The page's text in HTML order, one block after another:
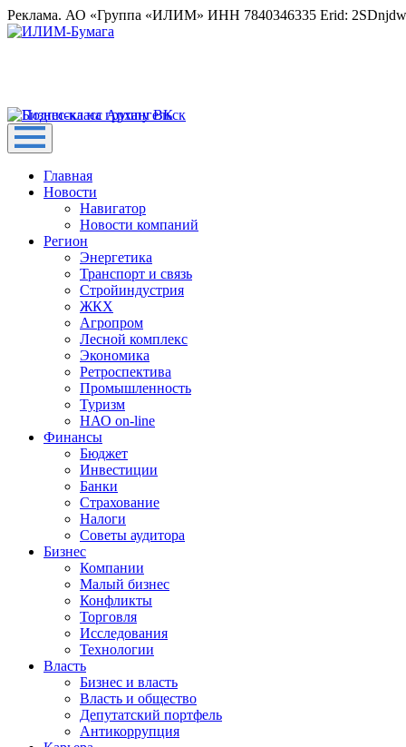
Реклама. АО «Группа «ИЛИМ» ИНН 7840346335 Erid:
Главная
Новости
Навигатор
Новости компаний
Регион
Энергетика
Транспорт и связь
Стройиндустрия
ЖКХ
Агропром
Лесной комплекс
Экономика
Ретроспектива
Промышленность
Туризм
НАО on-line
Финансы
Бюджет
Инвестиции
Банки
Страхование
Налоги
Советы аудитора
Бизнес
Компании
Малый бизнес
Конфликты
Торговля
Исследования
Технологии
Власть
Бизнес и власть
Власть и общество
Депутатский портфель
Антикоррупция